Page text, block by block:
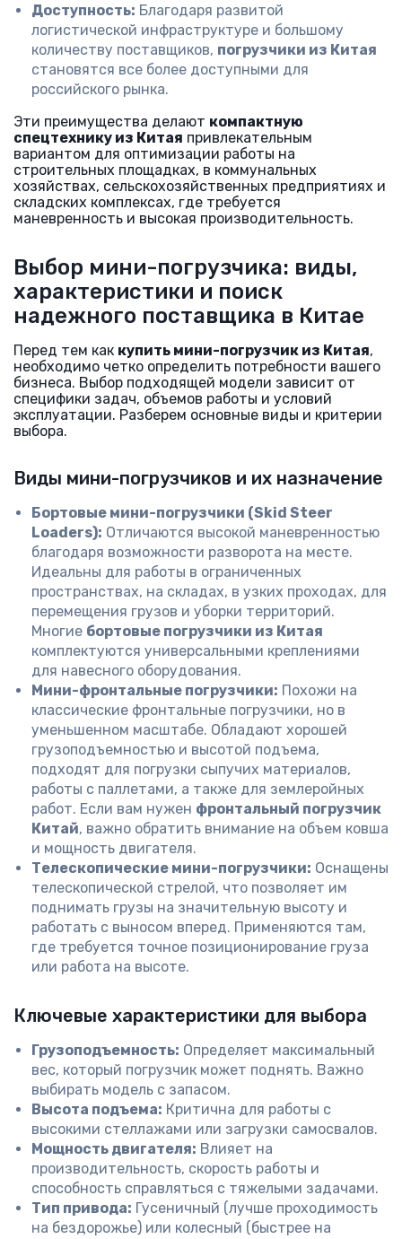
Доступность: Благодаря развитой
логистической инфраструктуре и большому
количеству поставщиков, погрузчики из Китая
становятся все более доступными для
российского рынка.
Эти преимущества делают компактную
спецтехнику из Китая привлекательным
вариантом для оптимизации работы на
строительных площадках, в коммунальных
хозяйствах, сельскохозяйственных предприятиях и
складских комплексах, где требуется
маневренность и высокая производительность.
Выбор мини-погрузчика: виды,
характеристики и поиск
надежного поставщика в Китае
Перед тем как купить мини-погрузчик из Китая,
необходимо четко определить потребности вашего
бизнеса. Выбор подходящей модели зависит от
специфики задач, объемов работы и условий
эксплуатации. Разберем основные виды и критерии
выбора.
Виды мини-погрузчиков и их назначение
Бортовые мини-погрузчики (Skid Steer
Loaders): Отличаются высокой маневренностью
благодаря возможности разворота на месте.
Идеальны для работы в ограниченных
пространствах, на складах, в узких проходах, для
перемещения грузов и уборки территорий.
Многие бортовые погрузчики из Китая
комплектуются универсальными креплениями
для навесного оборудования.
Мини-фронтальные погрузчики: Похожи на
классические фронтальные погрузчики, но в
уменьшенном масштабе. Обладают хорошей
грузоподъемностью и высотой подъема,
подходят для погрузки сыпучих материалов,
работы с паллетами, а также для землеройных
работ. Если вам нужен фронтальный погрузчик
Китай, важно обратить внимание на объем ковша
и мощность двигателя.
Телескопические мини-погрузчики: Оснащены
телескопической стрелой, что позволяет им
поднимать грузы на значительную высоту и
работать с выносом вперед. Применяются там,
где требуется точное позиционирование груза
или работа на высоте.
Ключевые характеристики для выбора
Грузоподъемность: Определяет максимальный
вес, который погрузчик может поднять. Важно
выбирать модель с запасом.
Высота подъема: Критична для работы с
высокими стеллажами или загрузки самосвалов.
Мощность двигателя: Влияет на
производительность, скорость работы и
способность справляться с тяжелыми задачами.
Тип привода: Гусеничный (лучше проходимость
на бездорожье) или колесный (быстрее на